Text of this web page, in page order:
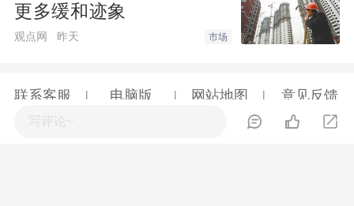
更多缓和迹象
观点网 昨天 市场
联系客服 电脑版 网站地图 意见反馈